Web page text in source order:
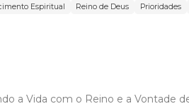
Espiritual Reino de Deus Prioridades
a Vida com o Reino e a Vontade